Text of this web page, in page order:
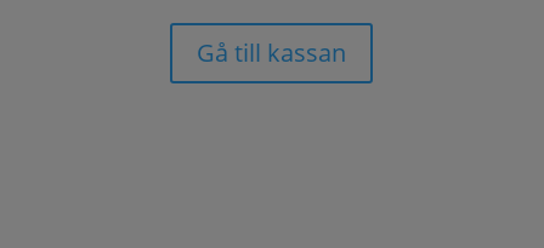
Gå till kassan